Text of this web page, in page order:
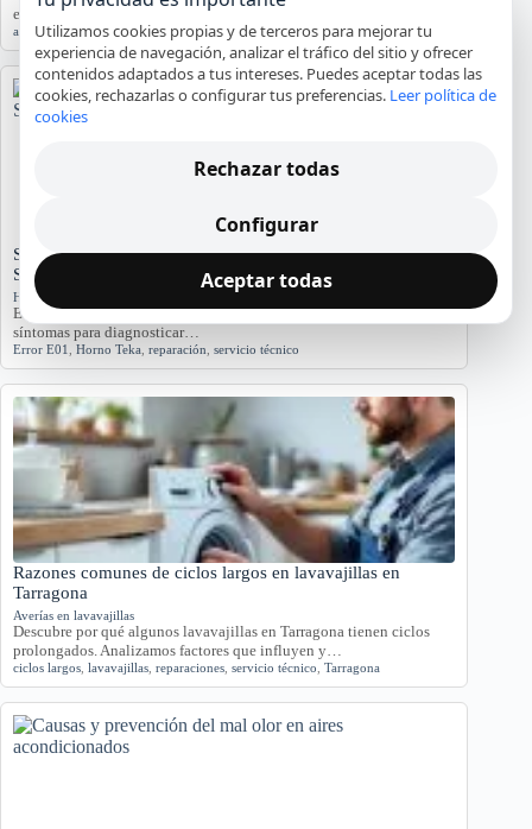
este análisis detallado.…
agua ,averías,lavadora ,reparación,Tarragona
Significado del Error E01 en Hornos Teka: Causas y
Soluciones
Hornos y placas de cocina
El error E01 en hornos Teka indica problemas. Conozca sus causas y
síntomas para diagnosticar…
Error E01 Horno Teka reparación servicio técnico
Razones comunes de ciclos largos en lavavajillas en
Tarragona
Averías en lavavajillas
Descubre por qué algunos lavavajillas en Tarragona tienen ciclos
prolongados. Analizamos factores que influyen y…
ciclos largos lavavajillas reparaciones servicio técnico Tarragona
Utilizamos cookies propias y de terceros para mejorar tu
experiencia de navegación, analizar el tráfico del sitio y ofrecer
contenidos adaptados a tus intereses. Puedes aceptar todas las
cookies, rechazarlas o configurar tus preferencias. Leer política de
cookies
Rechazar todas
Configurar
Aceptar todas